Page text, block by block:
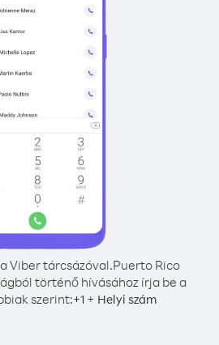
Viber tárcsázóval.Puerto Rico
történő hívásához írja be a
szerint:+1+ Helyi szám